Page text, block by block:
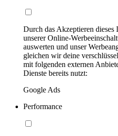
Durch das Akzeptieren
unserer Online-
auswerten und unser
gleichen wir deine
mit folgenden externen
Dienste bereits nutzt:
Google Ads
Performance